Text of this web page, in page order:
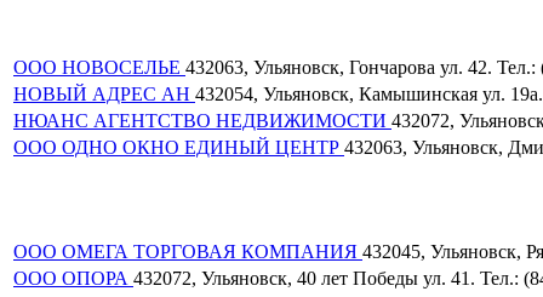
ООО НОВОСЕЛЬЕ 432063, Ульяновск, Гончарова ул. 42.
НОВЫЙ АДРЕС АН 432054, Ульяновск, Камышинская ул.
НЮАНС АГЕНТСТВО НЕДВИЖИМОСТИ 432072,
ООО ОДНО ОКНО ЕДИНЫЙ ЦЕНТР 432063, Ульяновск,
ООО ОМЕГА ТОРГОВАЯ КОМПАНИЯ 432045, Ульяновск,
ООО ОПОРА 432072, Ульяновск, 40 лет Победы ул. 41. Тел.: